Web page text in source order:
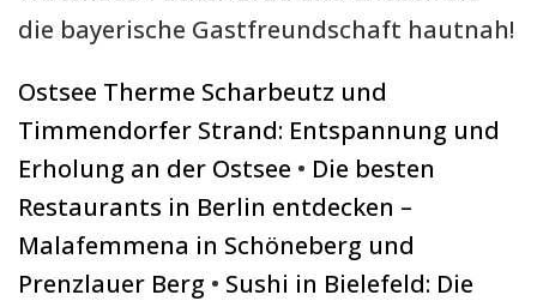
die bayerische Gastfreundschaft hautnah!
Ostsee Therme Scharbeutz und
Timmendorfer Strand: Entspannung und
Erholung an der Ostsee • Die besten
Restaurants in Berlin entdecken –
Malafemmena in Schöneberg und
Prenzlauer Berg • Sushi in Bielefeld: Die